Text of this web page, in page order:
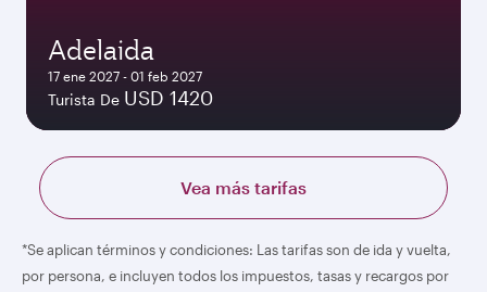
Adelaida
17 ene 2027 - 01 feb 2027
Turista De USD 1420
Vea más tarifas
*Se aplican términos y condiciones: Las tarifas son de ida y vuelta,
por persona, e incluyen todos los impuestos, tasas y recargos por